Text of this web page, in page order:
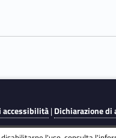
|Dichiarazione